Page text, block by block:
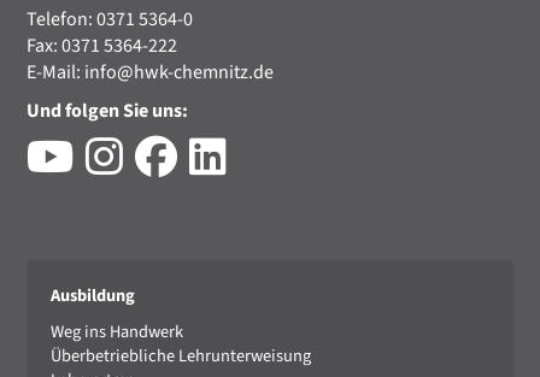
Telefon: 0371 5364-0
Fax: 0371 5364-222
E-Mail: info@hwk-chemnitz.de
Und folgen Sie uns:
Ausbildung
Weg ins Handwerk
Überbetriebliche Lehrunterweisung